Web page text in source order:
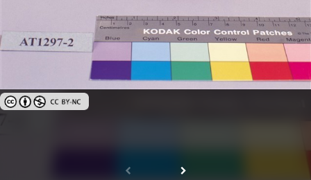
創用CC姓名標示-非商業性 3.0 台灣及其後版本(CC BY-NC 3.0 TW +)